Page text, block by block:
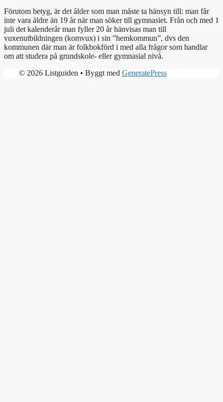
Förutom betyg, är det ålder som man måste ta hänsyn till: man får
inte vara äldre än 19 år när man söker till gymnasiet. Från och med 1
juli det kalenderår man fyller 20 år hänvisas man till
vuxenutbildningen (komvux) i sin ”hemkommun”, dvs den
kommunen där man är folkbokförd i med alla frågor som handlar
om att studera på grundskole- eller gymnasial nivå.
© 2026 Listguiden • Byggt med GeneratePress